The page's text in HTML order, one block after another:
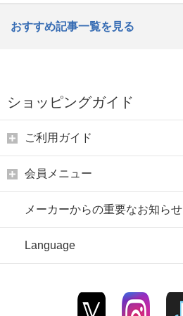
おすすめ記事一覧を見る
ショッピングガイド
ご利用ガイド
会員メニュー
メーカーからの重要なお知らせ
Language